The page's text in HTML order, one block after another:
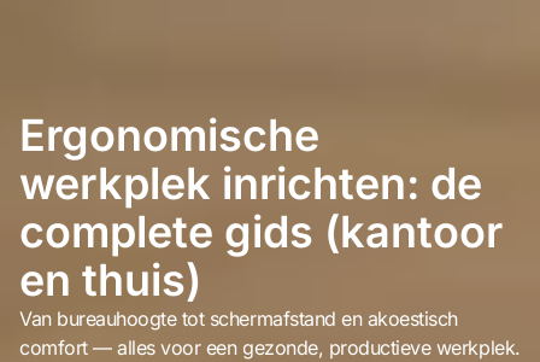
Ergonomische
werkplek inrichten: de
complete gids (kantoor
en thuis)
Van bureauhoogte tot schermafstand en akoestisch
comfort — alles voor een gezonde, productieve werkplek.